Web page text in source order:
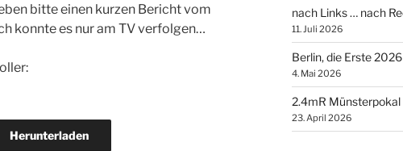
bitte einen kurzen Bericht vom
konnte es nur am TV verfolgen…
Herunterladen
nach Links … nach
11. Juli 2026
Berlin, die Erste 2026
4. Mai 2026
2.4mR
23. April 2026